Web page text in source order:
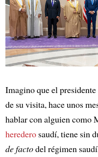
Imagino que el
de su visita, hace unos
hablar con alguien como
herederosaudí, tiene sin
de factodel régimen